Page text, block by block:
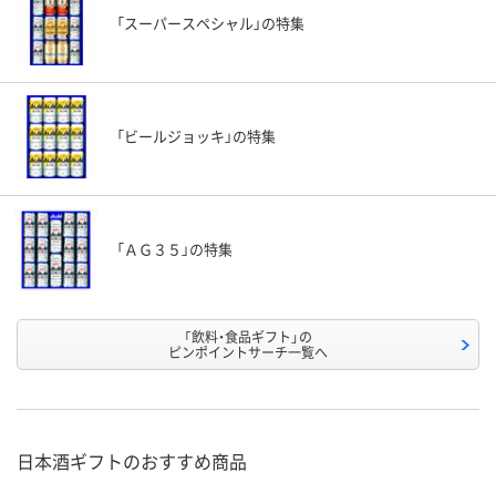
「スーパースペシャル」の特集
「ビールジョッキ」の特集
「ＡＧ３５」の特集
「飲料・食品ギフト」の
ピンポイントサーチ一覧へ
日本酒ギフトのおすすめ商品